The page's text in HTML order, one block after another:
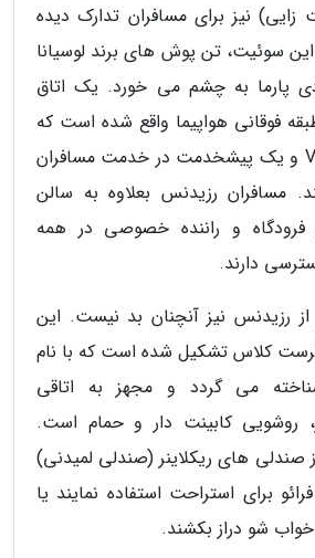
نیز برای مسافران تدارک دیده
سوئیت، تن پوش های برند لوسیانا
دی پارما به چشم می خورد. یک اتاق
فوقانی هواپیما واقع شده است که
یک راهنمای سفر VIP و یک پیشخدمت در خدمت مسافران
رزیدنس بعلاوه به سالن
و راننده خصوصی در همه
دارند.
رزیدنس نیز آنچنان بد نیست. این
جایگاه فرست کلاس تشکیل شده است که با نام
می گردد و مجهز به اتاقی
روشویی کابینت دار و حمام است.
صندلی های ریکلاینر (صندلی لمیدنی)
برای استراحت استفاده نمایند یا
شو دراز بکشند.